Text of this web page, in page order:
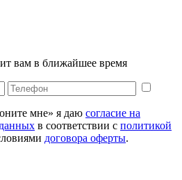
вам в ближайшее время
мне» я даю согласие на
в соответствии с политикой
договора оферты.